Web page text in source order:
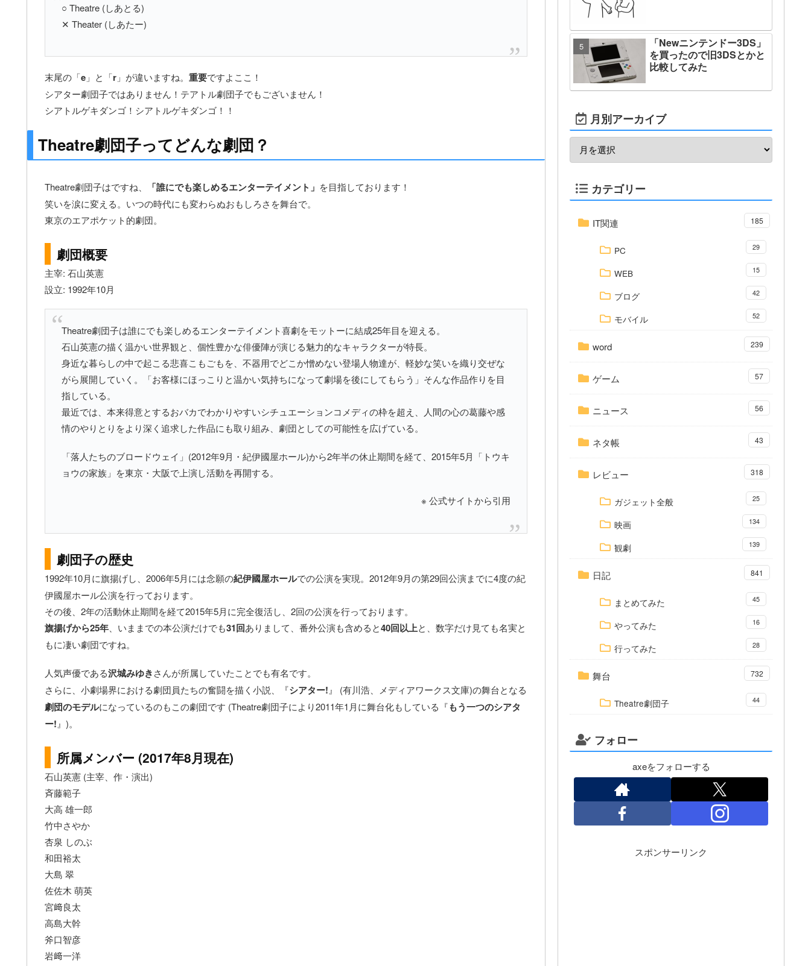
○ Theatre (しあとる)
✕ Theater (しあたー)
末尾の「e 」と「r 」が違いますね。 重要ですよここ！
シアター劇団子ではありません！テアトル劇団子でもございません！
シアトルゲキダンゴ！シアトルゲキダンゴ！！
Theatre劇団子ってどんな劇団？
Theatre劇団子はですね、 「誰にでも楽しめるエンターテイメント」 を目指しております！
笑いを涙に変える。いつの時代にも変わらぬおもしろさを舞台で。
東京のエアポケット的劇団。
劇団概要
主宰: 石山英憲
設立: 1992年10月
Theatre劇団子は誰にでも楽しめるエンターテイメント喜劇をモットーに結成25年目を迎える。
石山英憲の描く温かい世界観と、個性豊かな俳優陣が演じる魅力的なキャラクターが特長。
身近な暮らしの中で起こる悲喜こもごもを、不器用でどこか憎めない登場人物達が、軽妙な笑いを織り交ぜな
がら展開していく。「お客様にほっこりと温かい気持ちになって劇場を後にしてもらう」そんな作品作りを目
指している。
最近では、本来得意とするおバカでわかりやすいシチュエーションコメディの枠を超え、人間の心の葛藤や感
情のやりとりをより深く追求した作品にも取り組み、劇団としての可能性を広げている。
「落人たちのブロードウェイ」(2012年9月・紀伊國屋ホール)から2年半の休止期間を経て、2015年5月「トウキ
ョウの家族」を東京・大阪で上演し活動を再開する。
※ 公式サイトから引用
劇団子の歴史
1992年10月に旗揚げし、2006年5月には念願の紀伊國屋ホールでの公演を実現。2012年9月の第29回公演までに4度の紀
伊國屋ホール公演を行っております。
その後、2年の活動休止期間を経て2015年5月に完全復活し、2回の公演を行っております。
旗揚げから25年 、いままでの本公演だけでも31回ありまして、番外公演も含めると40回以上と、数字だけ見ても名実と
もに凄い劇団ですね。
人気声優である沢城みゆきさんが所属していたことでも有名です。
さらに、小劇場界における劇団員たちの奮闘を描く小説、『シアター! 』 (有川浩、メディアワークス文庫)の舞台となる
劇団のモデルになっているのもこの劇団です (Theatre劇団子により2011年1月に舞台化もしている『もう一つのシアタ
ー! 』)。
所属メンバー (2017年8月現在)
石山英憲 (主宰、作・演出)
斉藤範子
大高 雄一郎
竹中さやか
杏泉 しのぶ
和田裕太
大島 翠
佐佐木 萌英
宮﨑良太
高島大幹
斧口智彦
岩﨑一洋
「Newニンテンドー3DS」
を買ったので旧3DSとかと
比較してみた
月別アーカイブ
カテゴリー
IT関連 185
PC 29
WEB 15
ブログ 42
モバイル 52
word 239
ゲーム 57
ニュース 56
ネタ帳 43
レビュー 318
ガジェット全般 25
映画 134
観劇 139
日記 841
まとめてみた 45
やってみた 16
行ってみた 28
舞台 732
Theatre劇団子 44
フォロー
axeをフォローする
スポンサーリンク